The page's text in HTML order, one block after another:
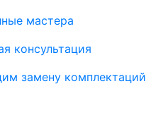
мастера
консультация
замену комплектаций